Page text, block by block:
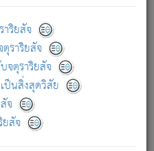
ริยสัจ
ราริยสัจ
ตุราริยสัจ
ป็นสิ่งสุดวิสัย
จ
ยสัจ
งนั้นเป็นภัย (ที่เขาไม่รู้จัก)
พฤติ ก็เพื่อการละขาดซึ่ง
าวความหลุดพ้นจากภพว่า
หรือพราหมณ์ทั้งปวงนั้น